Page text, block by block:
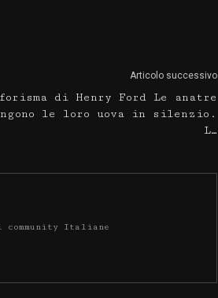
Articolo successivo
di Henry Ford Le anatre
le loro uova in silenzio.
L…
Italiane